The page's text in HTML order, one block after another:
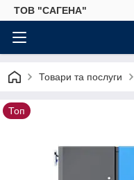
ТОВ "САГЕНА"
Товари та послуги
Топ